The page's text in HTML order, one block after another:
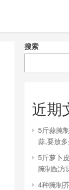
搜索
近期
5斤蒜腌
蒜,要放多
5斤萝卜
腌制配方
4种腌制